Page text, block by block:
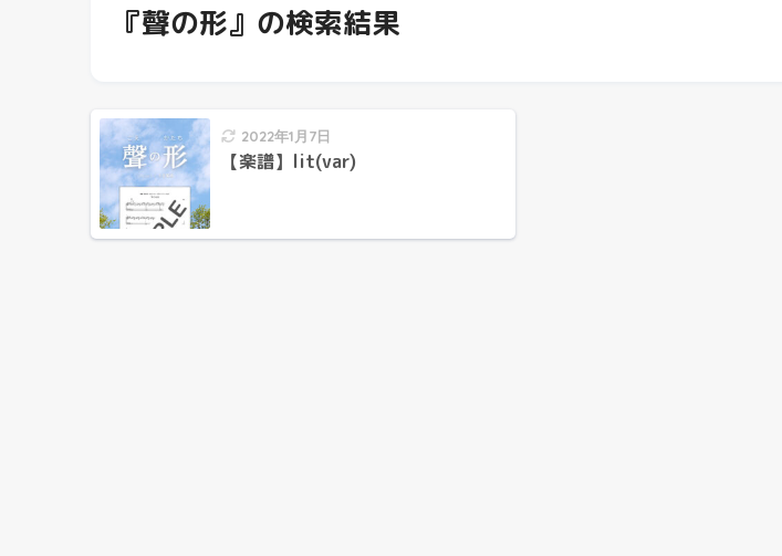
『聲の形』の検索結果
2022年1月7日
【楽譜】lit(var)